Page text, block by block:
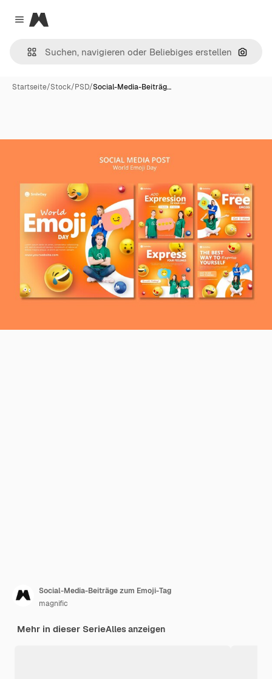
Close menu
Magnific
Nach
Startseite/Stock/PSD/Social-Media-Beiträg…
Social-Media-Beiträge zum Emoji-Tag
magnific
Mehr in dieser SerieAlles anzeigen